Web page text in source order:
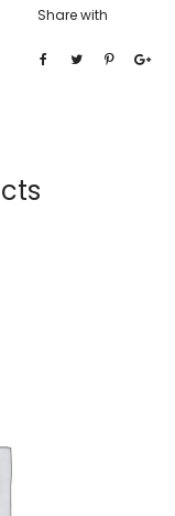
Share with